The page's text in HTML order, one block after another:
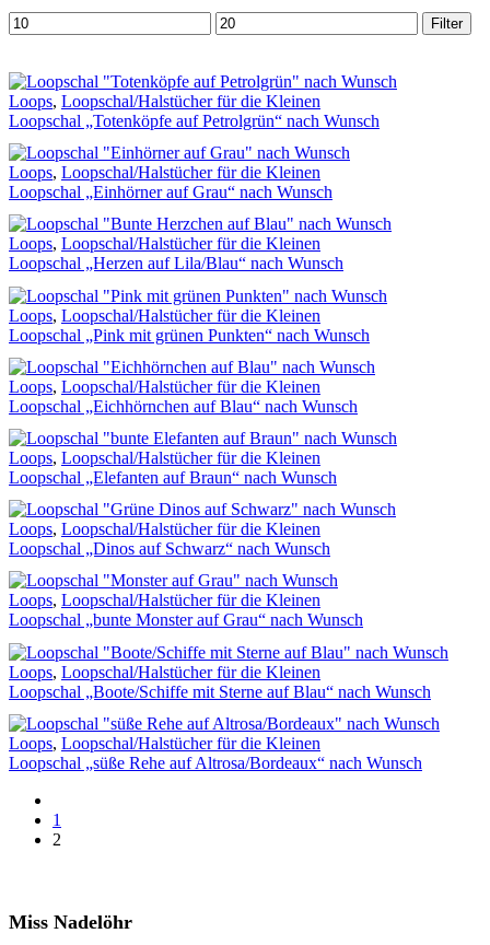
Min.
Preis
Max.
Preis
Filter
Loops, Loopschal/Halstücher für die Kleinen
Loopschal „Totenköpfe auf Petrolgrün“ nach Wunsch
Loops, Loopschal/Halstücher für die Kleinen
Loopschal „Einhörner auf Grau“ nach Wunsch
Loops, Loopschal/Halstücher für die Kleinen
Loopschal „Herzen auf Lila/Blau“ nach Wunsch
Loops, Loopschal/Halstücher für die Kleinen
Loopschal „Pink mit grünen Punkten“ nach Wunsch
Loops, Loopschal/Halstücher für die Kleinen
Loopschal „Eichhörnchen auf Blau“ nach Wunsch
Loops, Loopschal/Halstücher für die Kleinen
Loopschal „Elefanten auf Braun“ nach Wunsch
Loops, Loopschal/Halstücher für die Kleinen
Loopschal „Dinos auf Schwarz“ nach Wunsch
Loops, Loopschal/Halstücher für die Kleinen
Loopschal „bunte Monster auf Grau“ nach Wunsch
Loops, Loopschal/Halstücher für die Kleinen
Loopschal „Boote/Schiffe mit Sterne auf Blau“ nach Wunsch
Loops, Loopschal/Halstücher für die Kleinen
Loopschal „süße Rehe auf Altrosa/Bordeaux“ nach Wunsch
1
2
Miss Nadelöhr